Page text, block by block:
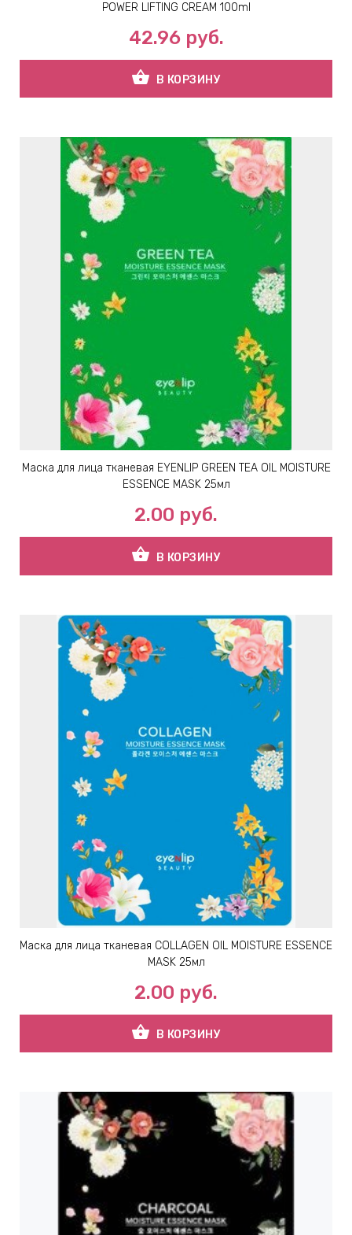
POWER LIFTING CREAM 100ml
42.96 руб.
shopping_basket В КОРЗИНУ
Маска для лица тканевая EYENLIP GREEN TEA OIL MOISTURE
ESSENCE MASK 25мл
2.00 руб.
shopping_basket В КОРЗИНУ
Маска для лица тканевая COLLAGEN OIL MOISTURE ESSENCE
MASK 25мл
2.00 руб.
shopping_basket В КОРЗИНУ